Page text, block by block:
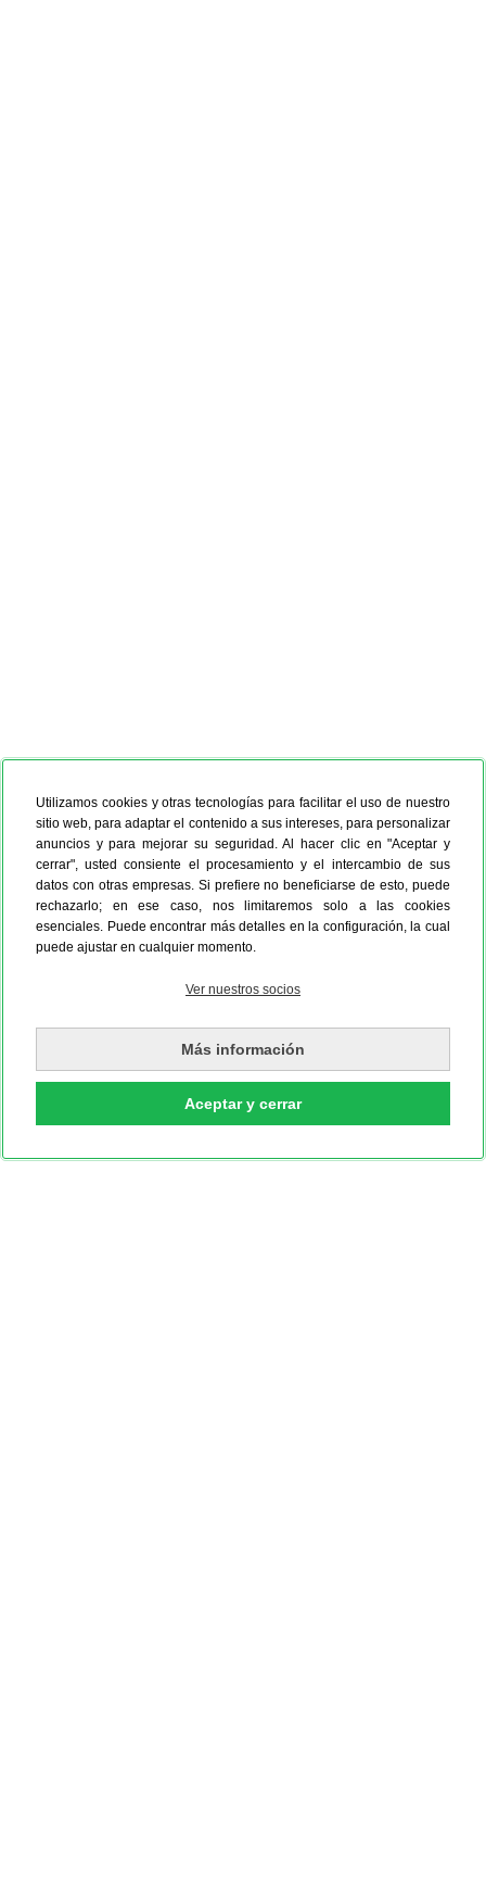
Utilizamos cookies y otras tecnologías para facilitar el uso de nuestro
sitio web, para adaptar el contenido a sus intereses, para personalizar
anuncios y para mejorar su seguridad. Al hacer clic en "Aceptar y
cerrar", usted consiente el procesamiento y el intercambio de sus
datos con otras empresas. Si prefiere no beneficiarse de esto, puede
rechazarlo; en ese caso, nos limitaremos solo a las cookies
esenciales. Puede encontrar más detalles en la configuración, la cual
puede ajustar en cualquier momento.
Ver nuestros socios
Más información
Aceptar y cerrar